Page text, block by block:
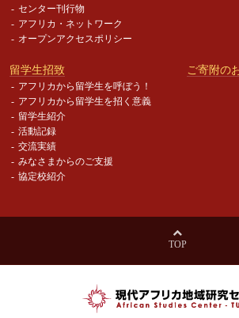
センター刊行物
アフリカ・ネットワーク
オープンアクセスポリシー
留学生招致
アフリカから留学生を呼ぼう！
アフリカから留学生を招く意義
留学生紹介
活動記録
交流実績
みなさまからのご支援
協定校紹介
ご寄附の
TOP